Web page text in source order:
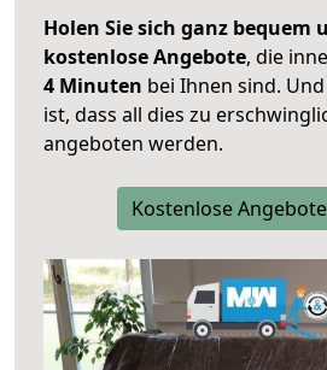
Holen Sie sich ganz bequem
kostenlose Angebote, die
4 Minuten bei Ihnen sind.
ist, dass all dies zu
angeboten werden.
Kostenlose